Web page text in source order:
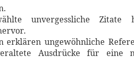
unvergessliche Zitate
erklären ungewöhnliche
Ausdrücke für eine